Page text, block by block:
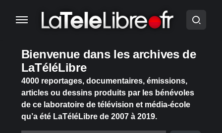
Bienvenue dans les archives de
LaTéléLibre
4000 reportages, documentaires, émissions,
articles ou dessins produits par les bénévoles
de ce laboratoire de télévision et média-école
qu’a été LaTéléLibre de 2007 à 2019.